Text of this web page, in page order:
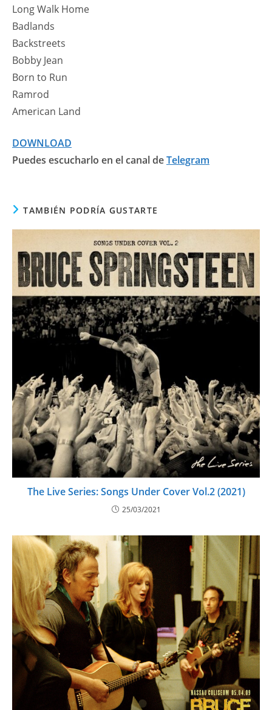
Long Walk Home
Badlands
Backstreets
Bobby Jean
Born to Run
Ramrod
American Land
DOWNLOAD
Puedes escucharlo en el canal deTelegram
TAMBIÉN PODRÍA GUSTARTE
The Live Series: Songs Under Cover Vol.2 (2021)
25/03/2021